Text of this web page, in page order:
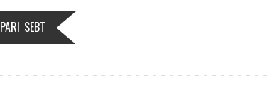
PARI SEBT